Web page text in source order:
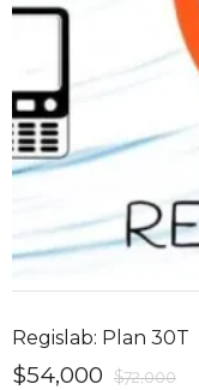
Regislab: Plan 30T
$54,000 $72,000